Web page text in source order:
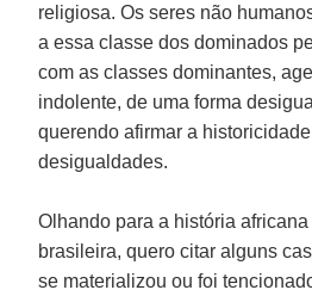
religiosa. Os seres não
a essa classe dos dominados
com as classes dominantes,
indolente, de uma forma
querendo afirmar a
desigualdades.
Olhando para a história
brasileira, quero citar alguns
se materializou ou foi